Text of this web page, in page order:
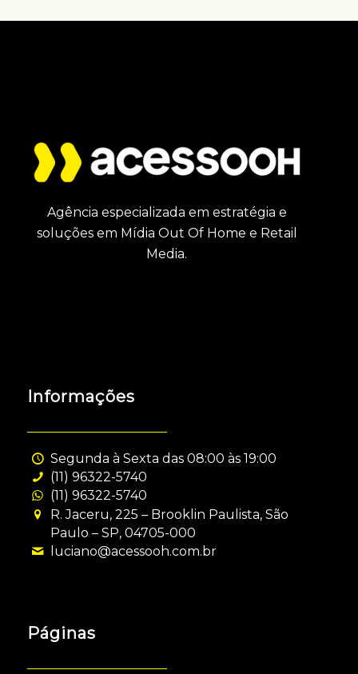
Agência especializada em estratégia e
soluções em Mídia Out Of Home e Retail
Media.
Informações
Segunda à Sexta das 08:00 às 19:00
(11) 96322-5740
(11) 96322-5740
R. Jaceru, 225 – Brooklin Paulista, São
Paulo – SP, 04705-000
luciano@acessooh.com.br
Páginas